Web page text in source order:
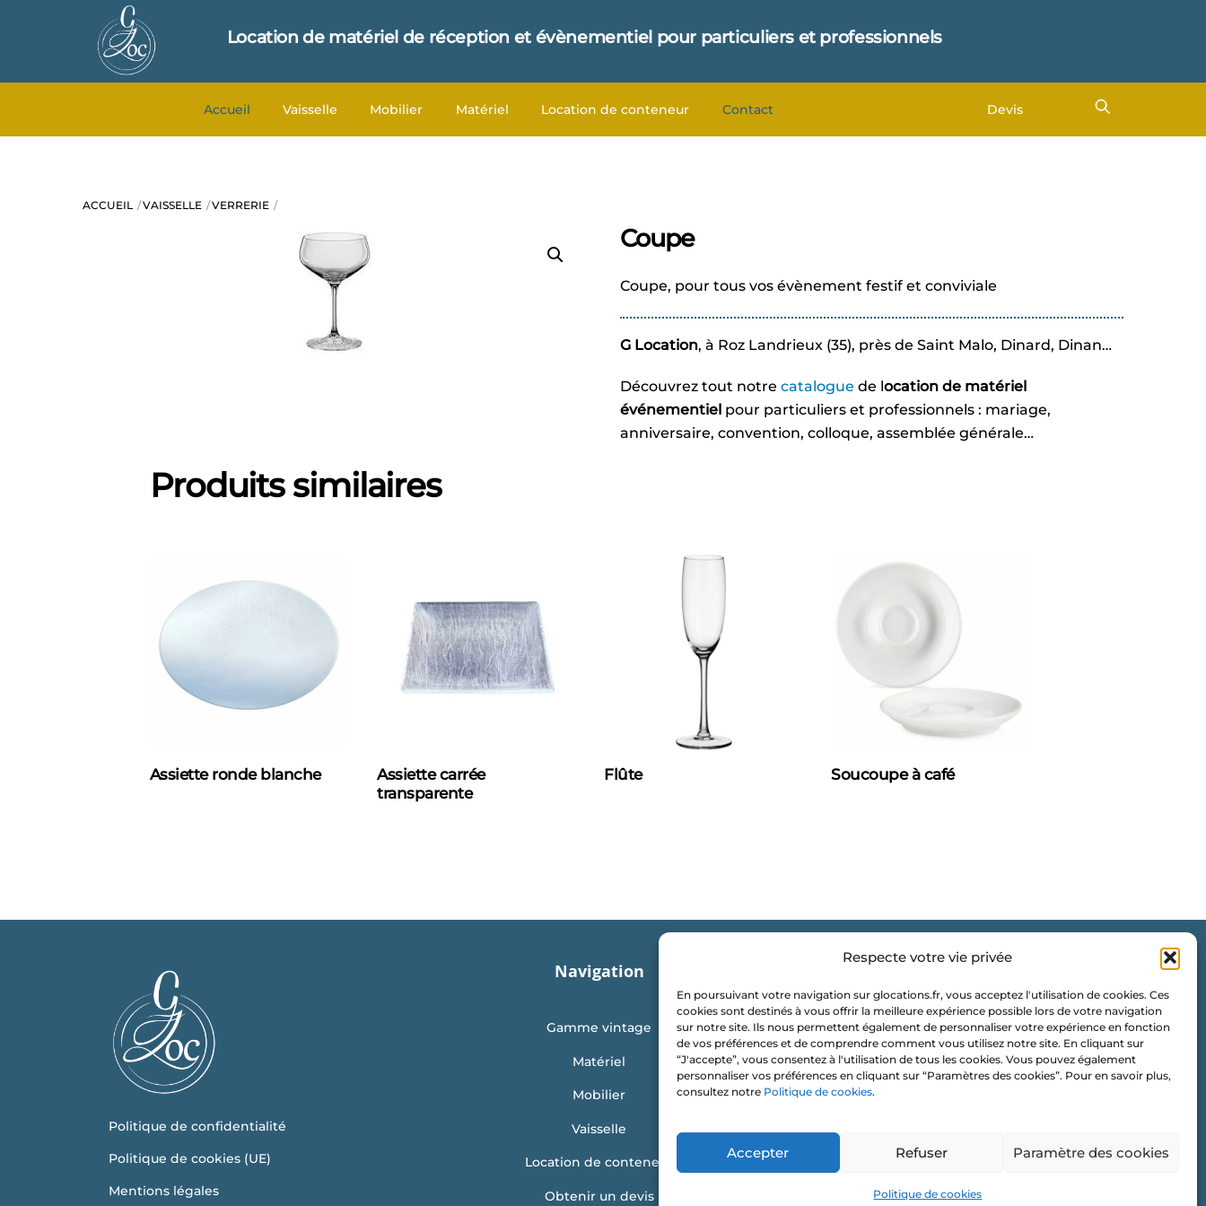
Respecte votre vie privée
En poursuivant votre navigation sur glocations.fr, vous acceptez l'utilisation de cookies. Ces
cookies sont destinés à vous offrir la meilleure expérience possible lors de votre navigation
sur notre site. Ils nous permettent également de personnaliser votre expérience en fonction
de vos préférences et de comprendre comment vous utilisez notre site. En cliquant sur
“J'accepte”, vous consentez à l'utilisation de tous les cookies. Vous pouvez également
personnaliser vos préférences en cliquant sur “Paramètres des cookies”. Pour en savoir plus,
consultez notre Politique de cookies.
Accepter Refuser Paramètre des cookies
Politique de cookies
Location de matériel de réception et évènementiel pour particuliers et professionnels
Accueil Vaisselle Mobilier Matériel Location de conteneur Contact Devis
ACCUEIL VAISSELLE VERRERIE
Coupe
Coupe, pour tous vos évènement festif et conviviale
G Location, à Roz Landrieux (35), près de Saint Malo, Dinard, Dinan…
Découvrez tout notre catalogue de location de matériel
événementiel pour particuliers et professionnels : mariage,
anniversaire, convention, colloque, assemblée générale…
Produits similaires
Assiette ronde blanche
Assiette carrée
transparente
Flûte Soucoupe à café
Politique de confidentialité
Politique de cookies (UE)
Mentions légales
Navigation
Gamme vintage
Matériel
Mobilier
Vaisselle
Location de conteneur
Obtenir un devis
G Locations
Les Vignes Chasles
35 120 ROZ LANDRIEUX
contact@glocations.fr
Newsletter ⭐️